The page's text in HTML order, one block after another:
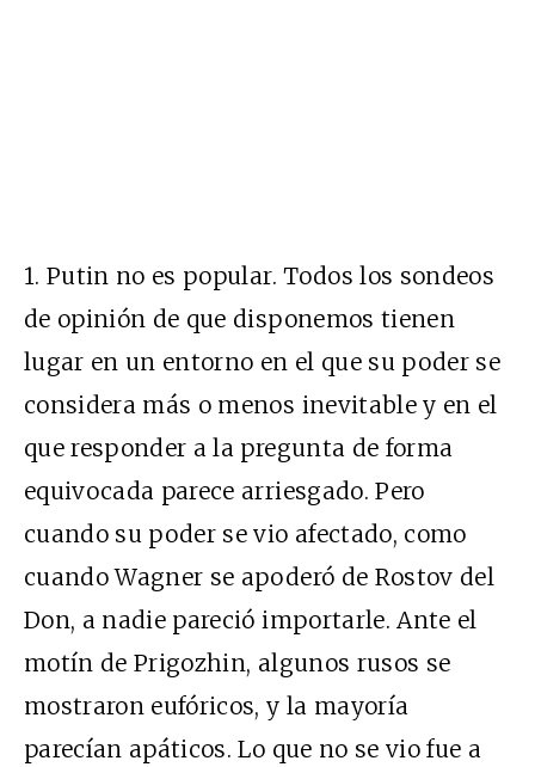
1. Putin no es popular. Todos los sondeos
de opinión de que disponemos tienen
lugar en un entorno en el que su poder se
considera más o menos inevitable y en el
que responder a la pregunta de forma
equivocada parece arriesgado. Pero
cuando su poder se vio afectado, como
cuando Wagner se apoderó de Rostov del
Don, a nadie pareció importarle. Ante el
motín de Prigozhin, algunos rusos se
mostraron eufóricos, y la mayoría
parecían apáticos. Lo que no se vio fue a